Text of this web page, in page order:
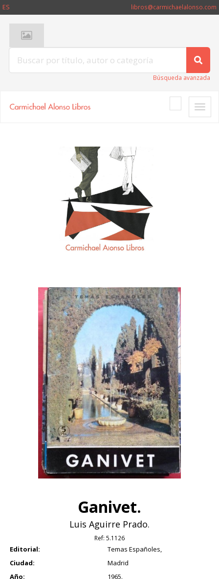
ES libros@carmichaelalonso.com
Búsqueda avanzada
Toggle
Ganivet.
Luis Aguirre Prado.
Ref: 5.1126
Editorial:
Temas Españoles,
Ciudad:
Madrid
Año:
1965.